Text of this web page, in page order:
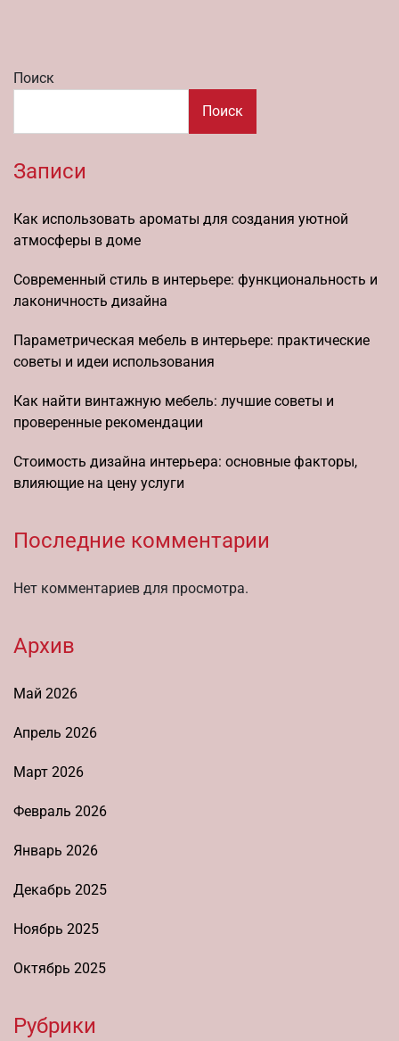
Поиск
Поиск
Записи
Как использовать ароматы для создания уютной
атмосферы в доме
Современный стиль в интерьере: функциональность и
лаконичность дизайна
Параметрическая мебель в интерьере: практические
советы и идеи использования
Как найти винтажную мебель: лучшие советы и
проверенные рекомендации
Стоимость дизайна интерьера: основные факторы,
влияющие на цену услуги
Последние комментарии
Нет комментариев для просмотра.
Архив
Май 2026
Апрель 2026
Март 2026
Февраль 2026
Январь 2026
Декабрь 2025
Ноябрь 2025
Октябрь 2025
Рубрики